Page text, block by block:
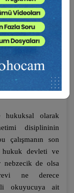
sistemi
bir darbe vurulan
siyasal pratik
çıkan en önemli
doğrudan
kararnamesi
hukuksal olarak
disiplininin
çalışmanın son
hukuk devleti ve
de olsa
ne derece
okuyucuya ait